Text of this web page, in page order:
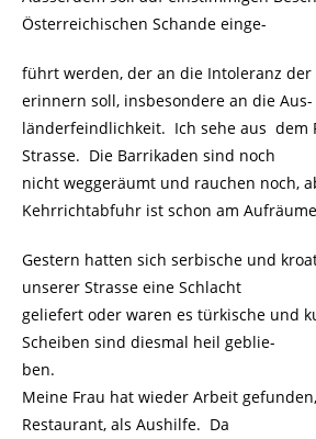
Österreichischen Schande einge-
führt werden, der an die Intoleranz
erinnern soll, insbesondere an die Aus-
länderfeindlichkeit. Ich sehe aus dem
Strasse. Die Barrikaden sind noch
nicht weggeräumt und rauchen noch,
Kehrrichtabfuhr ist schon am
Gestern hatten sich serbische und
unserer Strasse eine Schlacht
geliefert oder waren es türkische und
Scheiben sind diesmal heil geblie-
ben.
Meine Frau hat wieder Arbeit
Restaurant, als Aushilfe. Da